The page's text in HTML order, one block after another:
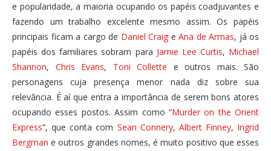
e popularidade, a maioria ocupando os papéis coadjuvantes e
fazendo um trabalho excelente mesmo assim. Os papéis
principais ficam a cargo de Daniel Craig e Ana de Armas, já os
papéis dos familiares sobram para Jamie Lee Curtis, Michael
Shannon, Chris Evans, Toni Collette e outros mais. São
personagens cuja presença menor nada diz sobre sua
relevância. É aí que entra a importância de serem bons atores
ocupando esses postos. Assim como “Murder on the Orient
Express”, que conta com Sean Connery, Albert Finney, Ingrid
Bergman e outros grandes nomes, é muito positivo que esses